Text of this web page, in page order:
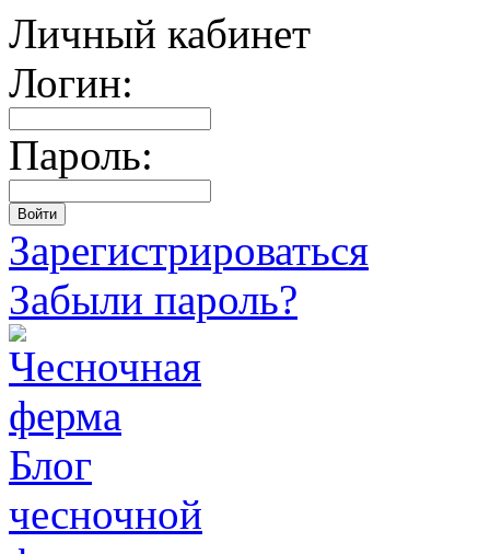
Личный кабинет
Логин:
Пароль:
Зарегистрироваться
Забыли пароль?
Блог
чесночной